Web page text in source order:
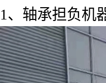
1、轴承担负机